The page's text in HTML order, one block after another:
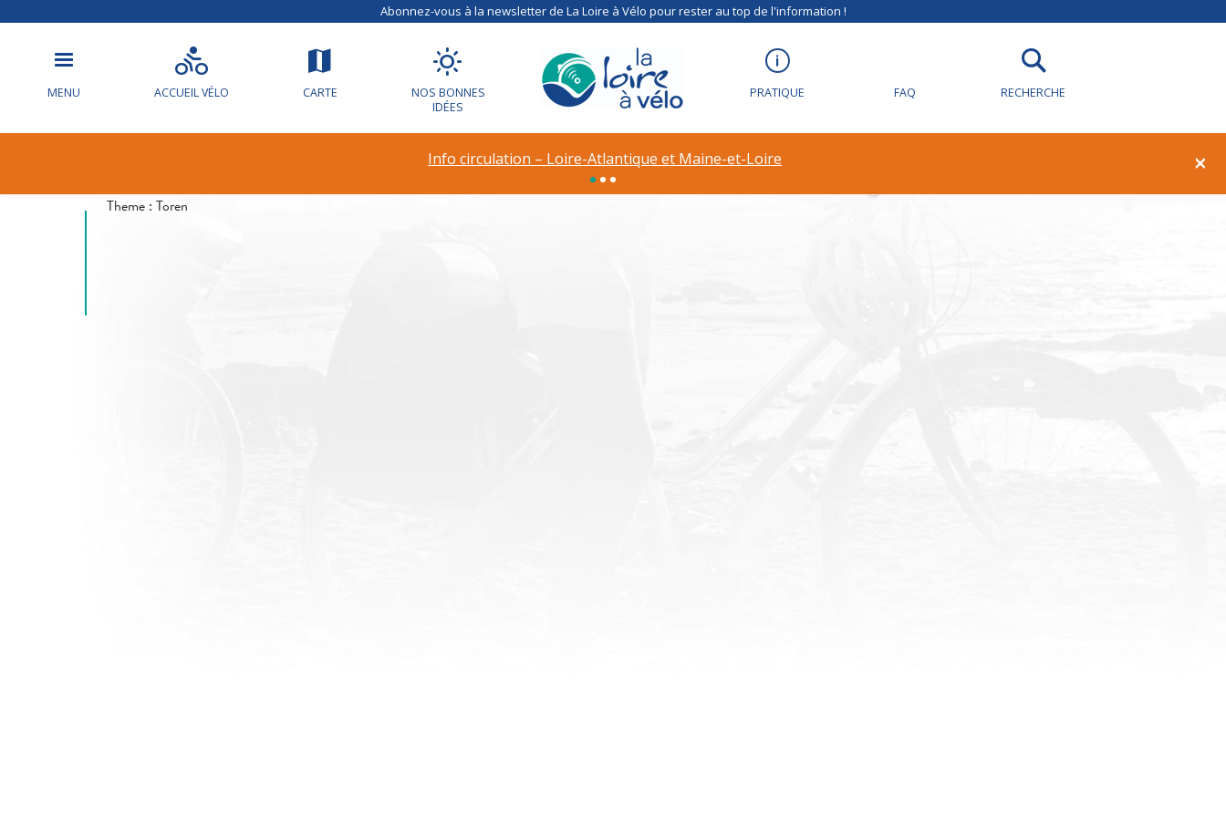
Abonnez-vous à la newsletter de La Loire à Vélo pour rester au top de l'information !
MENU ACCUEIL VÉLO CARTE
NOS BONNES
IDÉES
PRATIQUE FAQ RECHERCHE
×
Info circulation – Loire-Atlantique et Maine-et-Loire
Info circulation – Déviation à Rilly-sur-Loire
Theme : Toren